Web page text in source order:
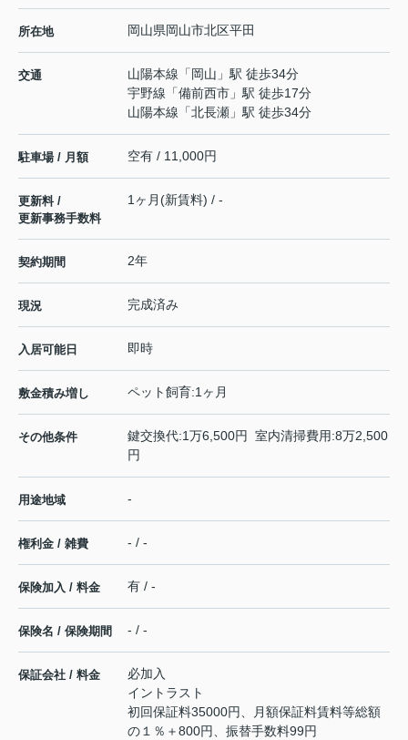
所在地 岡山県岡山市北区平田
交通 山陽本線 「 岡山 」駅 徒歩34分
宇野線 「備前西市 」駅 徒歩17分
山陽本線 「北長瀬 」駅 徒歩34分
駐車場 / 月額 空有 / 11,000円
更新料 /
更新事務手数料
1ヶ月(新賃料) / -
契約期間 2年
現況 完成済み
入居可能日 即時
敷金積み増し ペット飼育:1ヶ月
その他条件
鍵交換代:1万6,500円 室内清掃費用:8万2,500
円
用途地域 -
権利金 / 雑費 - / -
保険加入 / 料金 有 / -
保険名 / 保険期間 - / -
保証会社 / 料金
必加入
イントラスト
初回保証料35000円、月額保証料賃料等総額
の１％＋800円、振替手数料99円